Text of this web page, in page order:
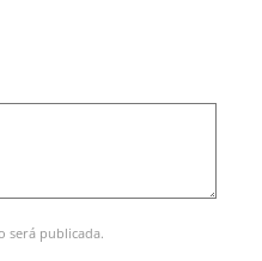
será publicada.